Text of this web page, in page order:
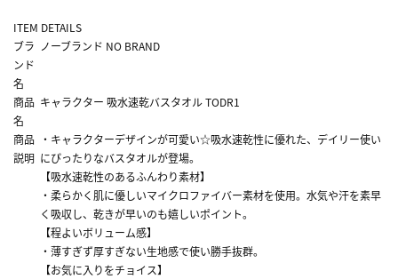
ITEM DETAILS
ブラ
ンド
名
ノーブランド NO BRAND
商品
名
キャラクター 吸水速乾バスタオル TODR1
商品
説明
・キャラクターデザインが可愛い☆吸水速乾性に優れた、デイリー使い
にぴったりなバスタオルが登場。
【吸水速乾性のあるふんわり素材】
・柔らかく肌に優しいマイクロファイバー素材を使用。水気や汗を素早
く吸収し、乾きが早いのも嬉しいポイント。
【程よいボリューム感】
・薄すぎず厚すぎない生地感で使い勝手抜群。
【お気に入りをチョイス】